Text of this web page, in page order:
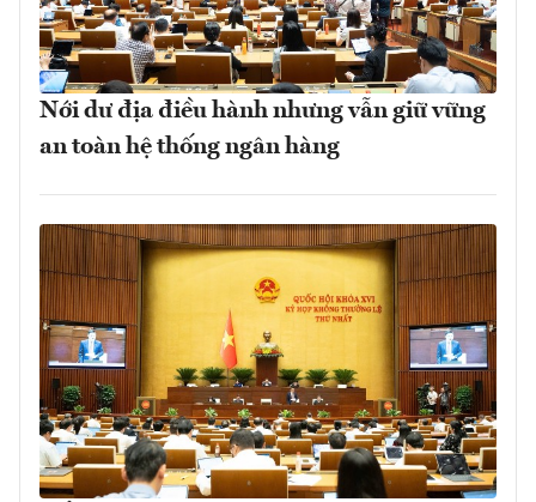
Nới dư địa điều hành nhưng vẫn giữ vững
an toàn hệ thống ngân hàng